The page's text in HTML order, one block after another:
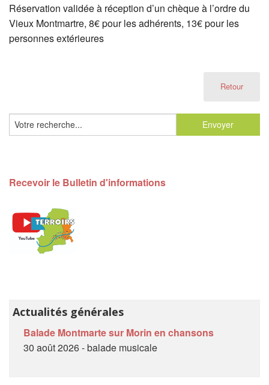
Réservation validée à réception d’un chèque à l’ordre du
Vieux Montmartre, 8€ pour les adhérents, 13€ pour les
personnes extérieures
Retour
Recevoir le Bulletin d'informations
Actualités générales
Balade Montmarte sur Morin en chansons
30 août 2026 - balade musicale